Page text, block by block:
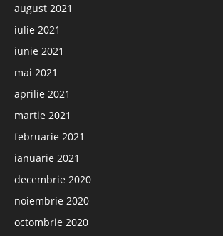
august 2021
iulie 2021
iunie 2021
mai 2021
aprilie 2021
martie 2021
februarie 2021
ianuarie 2021
decembrie 2020
noiembrie 2020
octombrie 2020